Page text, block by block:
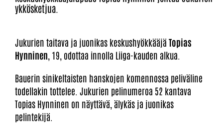
ykkösketjua.
Jukurien taitava ja juonikas keskushyökkääjäTopias
Hynninen , 19, odottaa innolla Liiga-kauden alkua.
Bauerin sinikeltaisten hanskojen komennossa peliväline
todellakin tottelee. Jukurien pelinumeroa 52 kantava
Topias Hynninen on näyttävä, älykäs ja juonikas
pelintekijä.